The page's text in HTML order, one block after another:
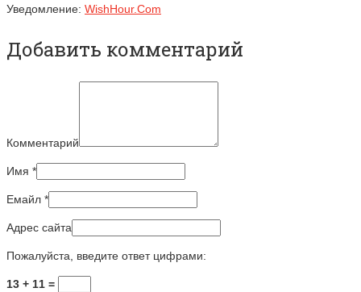
Уведомление: WishHour.Com
Добавить комментарий
Комментарий
Имя *
Емайл *
Адрес сайта
Пожалуйста, введите ответ цифрами:
13 + 11 =